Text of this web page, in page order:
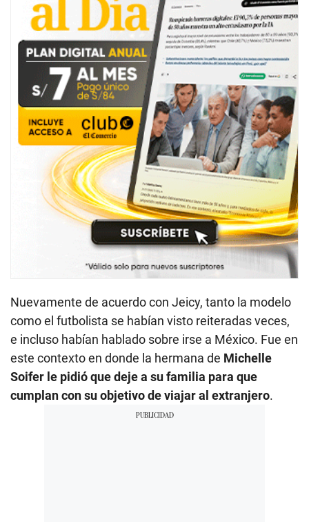
Nuevamente de acuerdo con Jeicy, tanto la modelo
como el futbolista se habían visto reiteradas veces,
e incluso habían hablado sobre irse a México. Fue en
este contexto en donde la hermana de Michelle
Soifer le pidió que deje a su familia para que
cumplan con su objetivo de viajar al extranjero.